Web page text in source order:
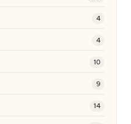
4
4
10
9
14